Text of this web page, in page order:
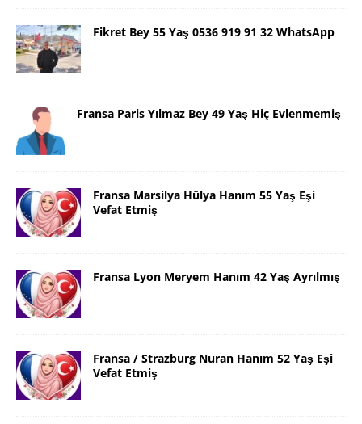
Fikret Bey 55 Yaş 0536 919 91 32 WhatsApp
Fransa Paris Yılmaz Bey 49 Yaş Hiç Evlenmemiş
Fransa Marsilya Hülya Hanım 55 Yaş Eşi
Vefat Etmiş
Fransa Lyon Meryem Hanım 42 Yaş Ayrılmış
Fransa / Strazburg Nuran Hanım 52 Yaş Eşi
Vefat Etmiş